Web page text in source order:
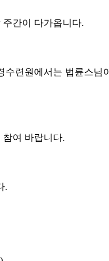
주간이 다가옵니다.
수련원에서는 법륜스님이
참여 바랍니다.
.